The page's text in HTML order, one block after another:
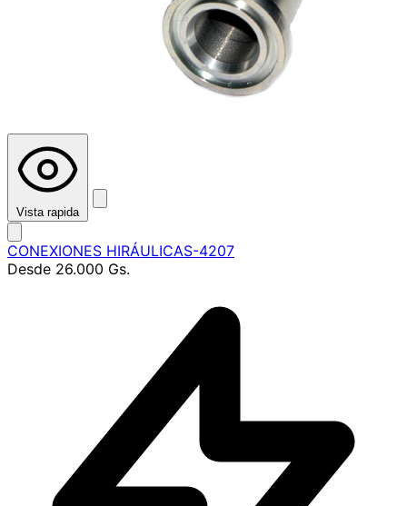
Vista rapida
CONEXIONES HIRÁULICAS-4207
Desde 26.000 Gs.